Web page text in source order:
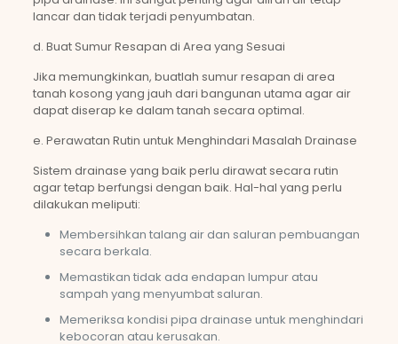
lancar dan tidak terjadi penyumbatan.
d. Buat Sumur Resapan di Area yang Sesuai
Jika memungkinkan, buatlah sumur resapan di area
tanah kosong yang jauh dari bangunan utama agar air
dapat diserap ke dalam tanah secara optimal.
e. Perawatan Rutin untuk Menghindari Masalah Drainase
Sistem drainase yang baik perlu dirawat secara rutin
agar tetap berfungsi dengan baik. Hal-hal yang perlu
dilakukan meliputi:
Membersihkan talang air dan saluran pembuangan
secara berkala.
Memastikan tidak ada endapan lumpur atau
sampah yang menyumbat saluran.
Memeriksa kondisi pipa drainase untuk menghindari
kebocoran atau kerusakan.